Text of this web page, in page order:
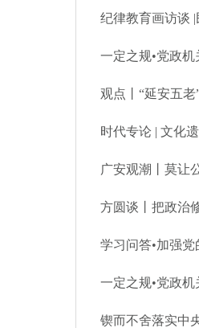
纪律教育画访谈
观点丨“延安五
时代专论 | 文化
广安观潮丨莫让
方圆谈丨把政治
一定之规•党政
锲而不舍落实中